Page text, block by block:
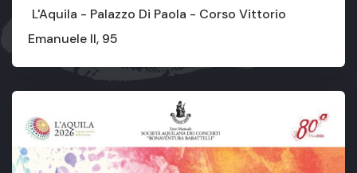
L'Aquila - Palazzo Di Paola - Corso Vittorio
Emanuele II, 95